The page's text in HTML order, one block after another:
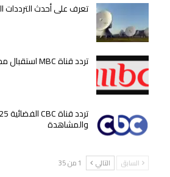
تعرف على أحدث الترددات
تردد قناة MBC استقبال مجاني لبرامج MBC
والمشاهدة
السابق التالي 1 من 35